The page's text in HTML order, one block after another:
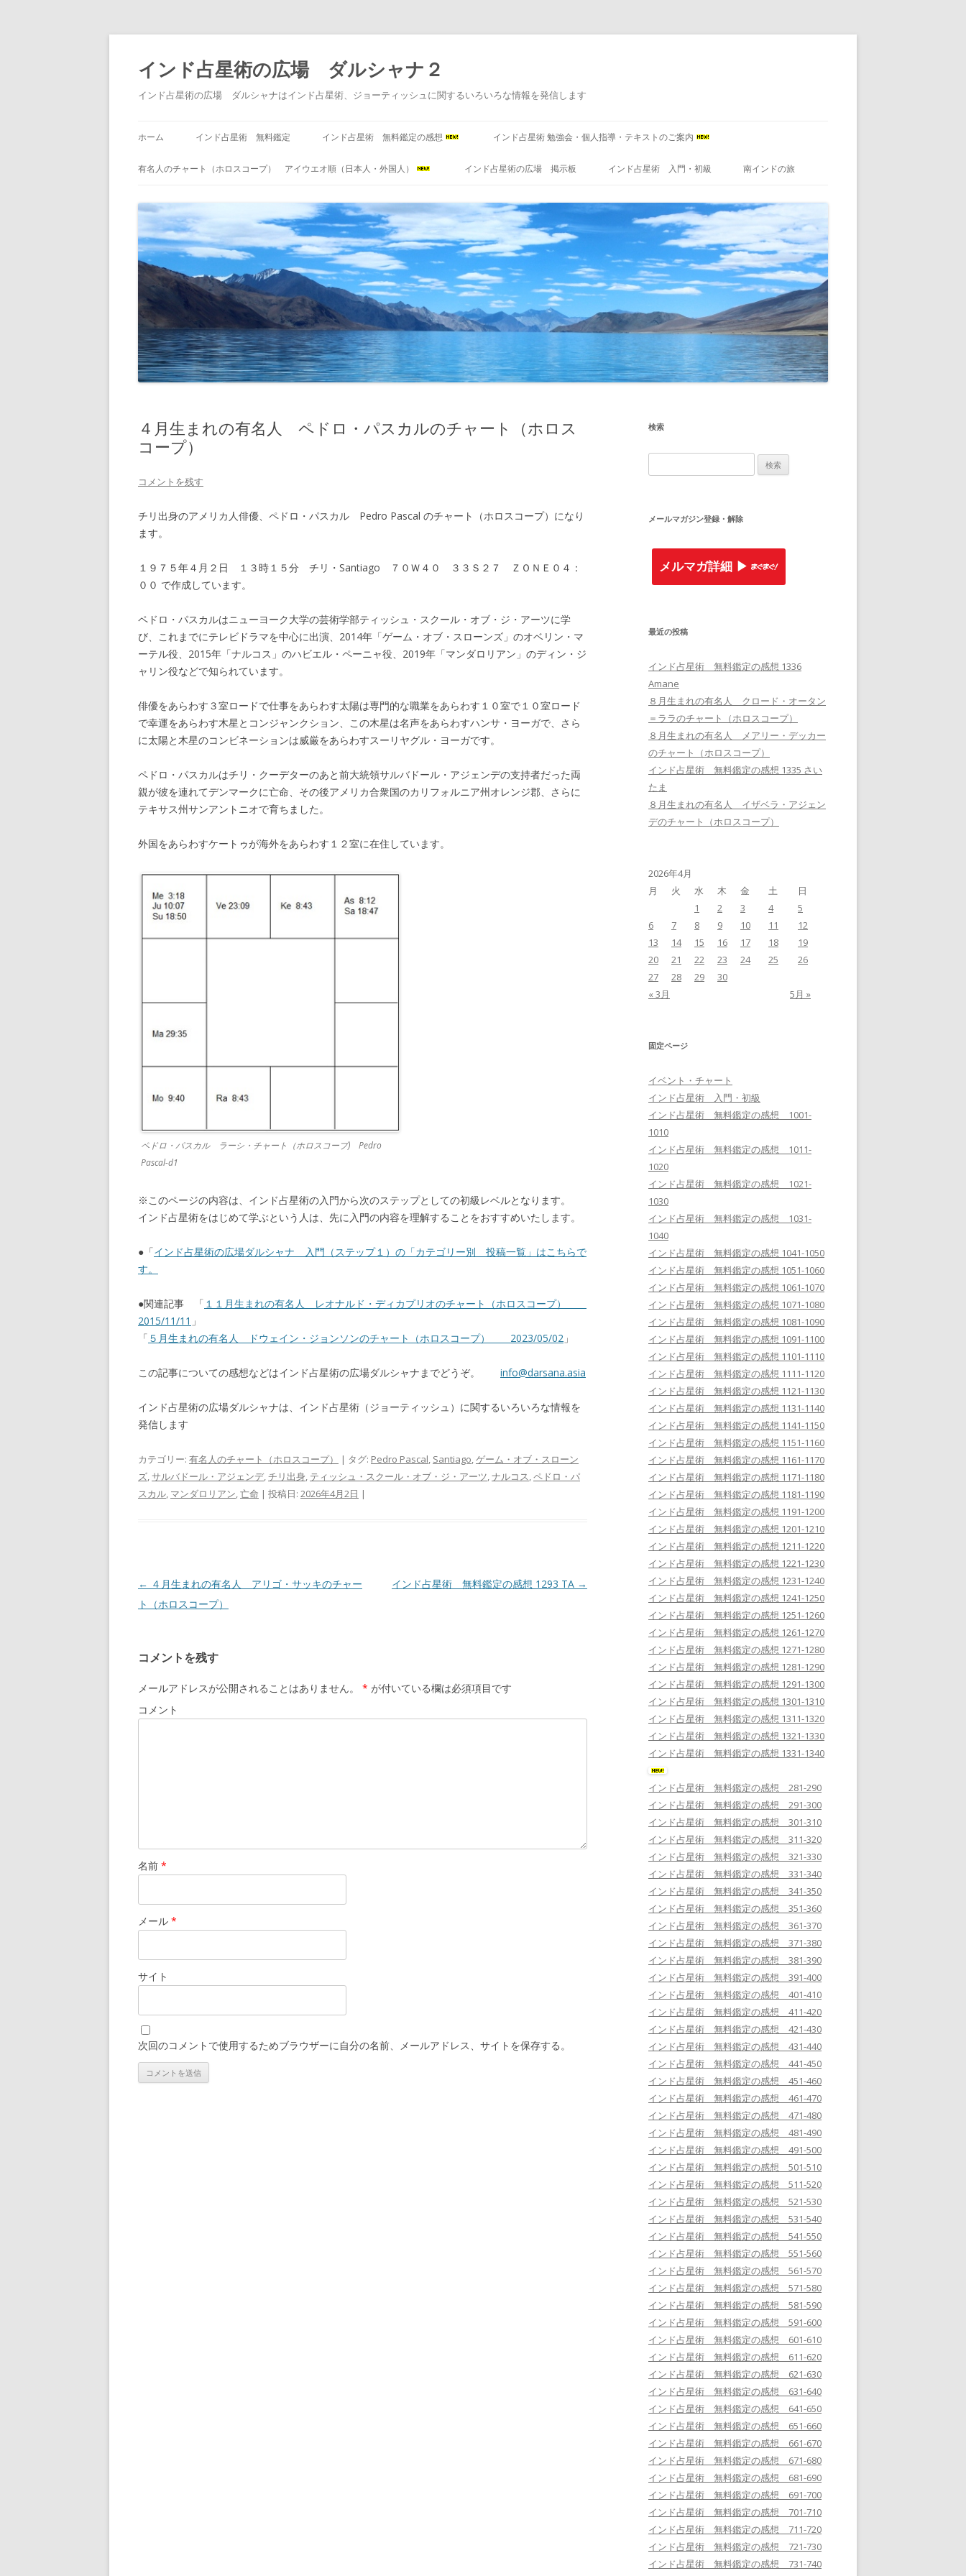
インド占星術の広場 ダルシャナ２
インド占星術の広場 ダルシャナはインド占星術、ジョーティッシュに関するいろいろな情報を発信します
ツ
へ
ッ
プ
ホーム インド占星術 無料鑑定 インド占星術 無料鑑定の感想 インド占星術 勉強会・個人指導・テキストのご案内
有名人のチャート（ホロスコープ） アイウエオ順（日本人・外国人） インド占星術の広場 掲示板 インド占星術 入門・初級 南インドの旅
４月生まれの有名人 ペドロ・パスカルのチャート（ホロス
コープ）
コメントを残す
チリ出身のアメリカ人俳優、ペドロ・パスカル Pedro Pascal のチャート（ホロスコープ）になり
ます。
１９７５年４月２日 １３時１５分 チリ・Santiago ７０Ｗ４０ ３３Ｓ２７ ＺＯＮＥ０４：
００ で作成しています。
ペドロ・パスカルはニューヨーク大学の芸術学部ティッシュ・スクール・オブ・ジ・アーツに学
び、これまでにテレビドラマを中心に出演、2014年「ゲーム・オブ・スローンズ」のオベリン・マ
ーテル役、2015年「ナルコス」のハビエル・ペーニャ役、2019年「マンダロリアン」のディン・ジ
ャリン役などで知られています。
俳優をあらわす３室ロードで仕事をあらわす太陽は専門的な職業をあらわす１０室で１０室ロード
で幸運をあらわす木星とコンジャンクション、この木星は名声をあらわすハンサ・ヨーガで、さら
に太陽と木星のコンビネーションは威厳をあらわすスーリヤグル・ヨーガです。
ペドロ・パスカルはチリ・クーデターのあと前大統領サルバドール・アジェンデの支持者だった両
親が彼を連れてデンマークに亡命、その後アメリカ合衆国のカリフォルニア州オレンジ郡、さらに
テキサス州サンアントニオで育ちました。
外国をあらわすケートゥが海外をあらわす１２室に在住しています。
ペドロ・パスカル ラーシ・チャート（ホロスコープ) Pedro
Pascal-d1
※このページの内容は、インド占星術の入門から次のステップとしての初級レベルとなります。
インド占星術をはじめて学ぶという人は、先に入門の内容を理解することをおすすめいたします。
●「インド占星術の広場ダルシャナ 入門（ステップ１）の「カテゴリー別 投稿一覧」はこちらで
す。
●関連記事 「 １１月生まれの有名人 レオナルド・ディカプリオのチャート（ホロスコープ）
2015/11/11 」
「 ５月生まれの有名人 ドウェイン・ジョンソンのチャート（ホロスコープ） 2023/05/02 」
この記事についての感想などはインド占星術の広場ダルシャナまでどうぞ。 info@darsana.asia
インド占星術の広場ダルシャナは、インド占星術（ジョーティッシュ）に関するいろいろな情報を
発信します
カテゴリー: 有名人のチャート（ホロスコープ） | タグ: Pedro Pascal, Santiago,ゲーム・オブ・スローン
ズ,サルバドール・アジェンデ,チリ出身, ティッシュ・スクール・オブ・ジ・アーツ,ナルコス,ペドロ・パ
スカル, マンダロリアン,亡命 | 投稿日: 2026年4月2日 |
投
稿
ゲ
ー
シ
ョ
← ４月生まれの有名人 アリゴ・サッキのチャー
ト（ホロスコープ）
インド占星術 無料鑑定の感想 1293 TA →
コメントを残す
メールアドレスが公開されることはありません。 * が付いている欄は必須項目です
コメント
名前 *
メール *
サイト
次回のコメントで使用するためブラウザーに自分の名前、メールアドレス、サイトを保存する。
検索
索
メールマガジン登録・解除
メルマガ詳細 ▶︎
最近の投稿
インド占星術 無料鑑定の感想 1336
Amane
８月生まれの有名人 クロード・オータン
＝ララのチャート（ホロスコープ）
８月生まれの有名人 メアリー・デッカー
のチャート（ホロスコープ）
インド占星術 無料鑑定の感想 1335 さい
たま
８月生まれの有名人 イザベラ・アジェン
デのチャート（ホロスコープ）
2026年4月
月
火 水 木 金 土 日
« 3月 5月 »
1 2 3 4
5
6
7 8 9 10 11
12
13
14 15 16 17 18
19
20
21 22 23 24 25
26
27
28 29 30
固定ページ
イベント・チャート
インド占星術 入門・初級
インド占星術 無料鑑定の感想 1001-
1010
インド占星術 無料鑑定の感想 1011-
1020
インド占星術 無料鑑定の感想 1021-
1030
インド占星術 無料鑑定の感想 1031-
1040
インド占星術 無料鑑定の感想 1041-1050
インド占星術 無料鑑定の感想 1051-1060
インド占星術 無料鑑定の感想 1061-1070
インド占星術 無料鑑定の感想 1071-1080
インド占星術 無料鑑定の感想 1081-1090
インド占星術 無料鑑定の感想 1091-1100
インド占星術 無料鑑定の感想 1101-1110
インド占星術 無料鑑定の感想 1111-1120
インド占星術 無料鑑定の感想 1121-1130
インド占星術 無料鑑定の感想 1131-1140
インド占星術 無料鑑定の感想 1141-1150
インド占星術 無料鑑定の感想 1151-1160
インド占星術 無料鑑定の感想 1161-1170
インド占星術 無料鑑定の感想 1171-1180
インド占星術 無料鑑定の感想 1181-1190
インド占星術 無料鑑定の感想 1191-1200
インド占星術 無料鑑定の感想 1201-1210
インド占星術 無料鑑定の感想 1211-1220
インド占星術 無料鑑定の感想 1221-1230
インド占星術 無料鑑定の感想 1231-1240
インド占星術 無料鑑定の感想 1241-1250
インド占星術 無料鑑定の感想 1251-1260
インド占星術 無料鑑定の感想 1261-1270
インド占星術 無料鑑定の感想 1271-1280
インド占星術 無料鑑定の感想 1281-1290
インド占星術 無料鑑定の感想 1291-1300
インド占星術 無料鑑定の感想 1301-1310
インド占星術 無料鑑定の感想 1311-1320
インド占星術 無料鑑定の感想 1321-1330
インド占星術 無料鑑定の感想 1331-1340
インド占星術 無料鑑定の感想 281-290
インド占星術 無料鑑定の感想 291-300
インド占星術 無料鑑定の感想 301-310
インド占星術 無料鑑定の感想 311-320
インド占星術 無料鑑定の感想 321-330
インド占星術 無料鑑定の感想 331-340
インド占星術 無料鑑定の感想 341-350
インド占星術 無料鑑定の感想 351-360
インド占星術 無料鑑定の感想 361-370
インド占星術 無料鑑定の感想 371-380
インド占星術 無料鑑定の感想 381-390
インド占星術 無料鑑定の感想 391-400
インド占星術 無料鑑定の感想 401-410
インド占星術 無料鑑定の感想 411-420
インド占星術 無料鑑定の感想 421-430
インド占星術 無料鑑定の感想 431-440
インド占星術 無料鑑定の感想 441-450
インド占星術 無料鑑定の感想 451-460
インド占星術 無料鑑定の感想 461-470
インド占星術 無料鑑定の感想 471-480
インド占星術 無料鑑定の感想 481-490
インド占星術 無料鑑定の感想 491-500
インド占星術 無料鑑定の感想 501-510
インド占星術 無料鑑定の感想 511-520
インド占星術 無料鑑定の感想 521-530
インド占星術 無料鑑定の感想 531-540
インド占星術 無料鑑定の感想 541-550
インド占星術 無料鑑定の感想 551-560
インド占星術 無料鑑定の感想 561-570
インド占星術 無料鑑定の感想 571-580
インド占星術 無料鑑定の感想 581-590
インド占星術 無料鑑定の感想 591-600
インド占星術 無料鑑定の感想 601-610
インド占星術 無料鑑定の感想 611-620
インド占星術 無料鑑定の感想 621-630
インド占星術 無料鑑定の感想 631-640
インド占星術 無料鑑定の感想 641-650
インド占星術 無料鑑定の感想 651-660
インド占星術 無料鑑定の感想 661-670
インド占星術 無料鑑定の感想 671-680
インド占星術 無料鑑定の感想 681-690
インド占星術 無料鑑定の感想 691-700
インド占星術 無料鑑定の感想 701-710
インド占星術 無料鑑定の感想 711-720
インド占星術 無料鑑定の感想 721-730
インド占星術 無料鑑定の感想 731-740